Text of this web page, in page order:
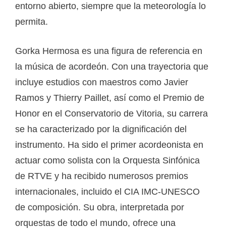
entorno abierto, siempre que la meteorología lo
permita.
Gorka Hermosa es una figura de referencia en
la música de acordeón. Con una trayectoria que
incluye estudios con maestros como Javier
Ramos y Thierry Paillet, así como el Premio de
Honor en el Conservatorio de Vitoria, su carrera
se ha caracterizado por la dignificación del
instrumento. Ha sido el primer acordeonista en
actuar como solista con la Orquesta Sinfónica
de RTVE y ha recibido numerosos premios
internacionales, incluido el CIA IMC-UNESCO
de composición. Su obra, interpretada por
orquestas de todo el mundo, ofrece una